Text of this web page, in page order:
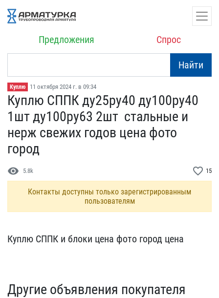
Предложения Спрос
Найти
Куплю 11 октября 2024 г. в 09:34
Куплю СППК ду25ру40 ду10​0ру40
1шт ду100ру63 2шт ​ стальные и
нерж свежих ​годов цена фото
город
visibility 5.8k favorite_border 15
Контакты доступны только зарегистрированным
пользователям
Куплю СППК и блоки цена​ фото город цена
Другие объявления покупателя